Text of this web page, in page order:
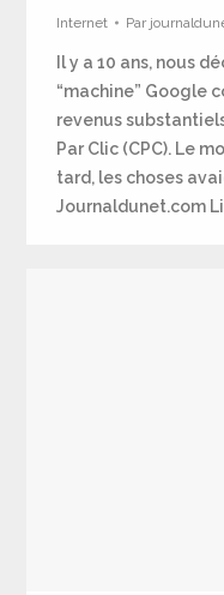
Internet Par
Il y a 10 ans, nous
“machine” Google
revenus
Par Clic (CPC). Le
tard, les choses
Journaldunet.com